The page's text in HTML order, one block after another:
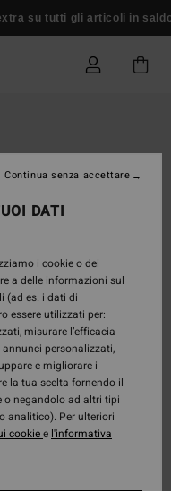
su tutti gli articoli in
DATI
i cookie o dei
a delle informazioni sul
(ad es. i dati di
essere utilizzati per:
misurare l’efficacia
personalizzati,
e migliorare i
la tua scelta fornendo il
o negandolo ad altri tipi
analitico). Per ulteriori
cookiee l'informativa
Continua senza accettare